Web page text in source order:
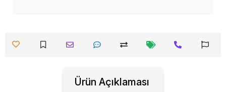
Ürün Açıklaması